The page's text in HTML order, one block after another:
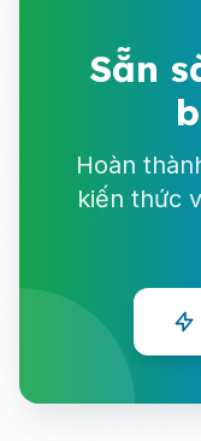
Sẵn
Hoàn
kiến thức